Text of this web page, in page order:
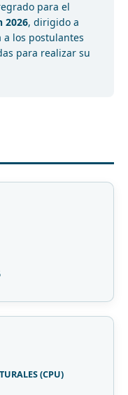
para el
2026, dirigido a
a los postulantes
para realizar su
(CPU)